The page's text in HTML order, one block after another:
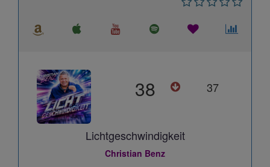
38 37
Lichtgeschwindigkeit
Christian Benz